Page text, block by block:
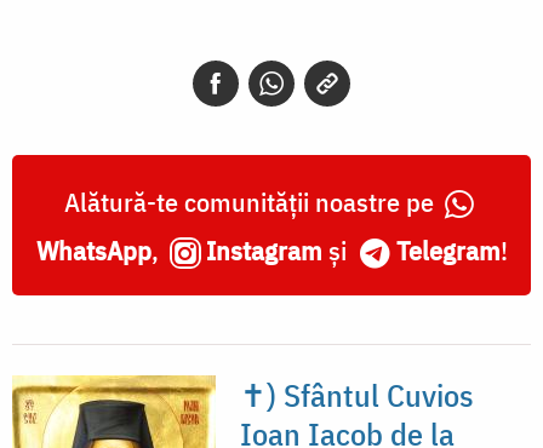
Alătură-te comunității noastre pe
WhatsApp, Instagram și Telegram!
✝) Sfântul Cuvios
Ioan Iacob de la